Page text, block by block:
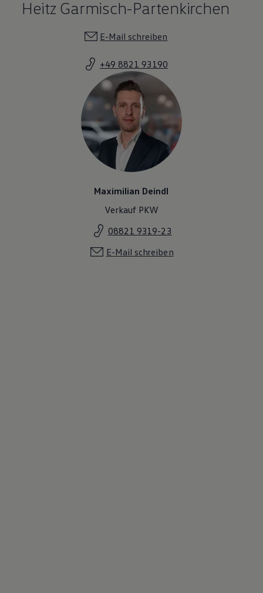
Heitz Garmisch-Partenkirchen
E-Mail schreiben
+49 8821 93190
Maximilian Deindl
Verkauf PKW
08821 9319-23
E-Mail schreiben